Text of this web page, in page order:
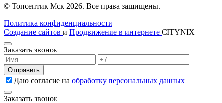
© Топсептик Мск 2026. Все права защищены.
Политика конфиденциальности
Создание сайтов и Продвижение в интернете CITYNIX
Заказать звонок
Даю согласие на обработку персональных данных
Заказать звонок